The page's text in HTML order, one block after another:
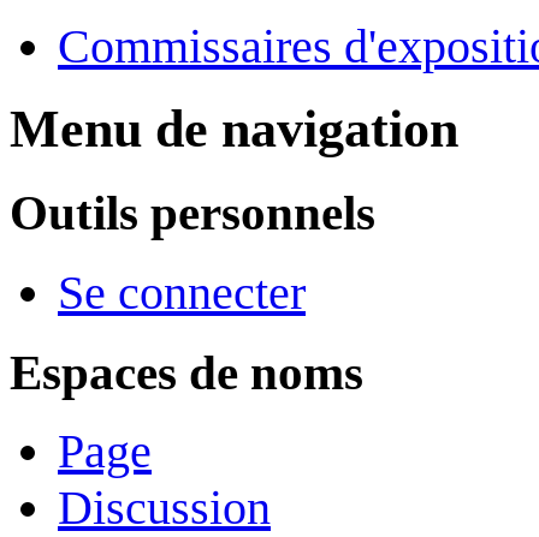
Commissaires
Menu de navigation
Outils personnels
Se connecter
Espaces de noms
Page
Discussion